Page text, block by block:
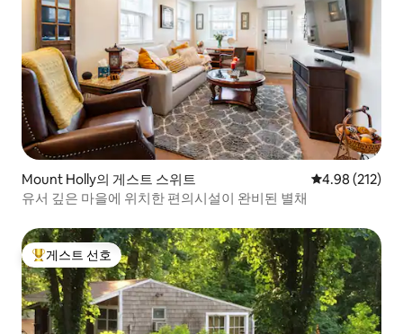
Mount Holly의 게스트 스위트 평점 4.98점(5
4.98 (212)
유서 깊은 마을에 위치한 편의시설이 완비된 별채
상위 게스트 선호
게스트 선호